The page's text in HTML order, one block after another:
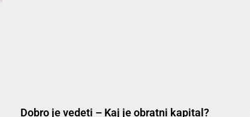
Dobro je vedeti – Kaj je obratni kapital?